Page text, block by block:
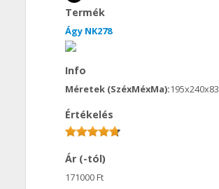
Termék
Ágy NK278
Info
Méretek (SzéxMéxMa):195x240x83
Értékelés
Ár (-tól)
171000 Ft